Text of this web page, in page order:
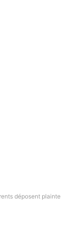
déposent plainte